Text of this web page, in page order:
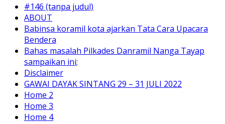
#146 (tanpa judul)
ABOUT
Babinsa koramil kota ajarkan Tata Cara Upacara
Bendera
Bahas masalah Pilkades Danramil Nanga Tayap
sampaikan ini;
Disclaimer
GAWAI DAYAK SINTANG 29 – 31 JULI 2022
Home 2
Home 3
Home 4